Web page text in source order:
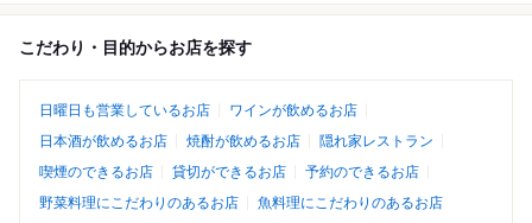
こだわり・目的からお店を探す
日曜日も営業しているお店
ワインが飲めるお店
日本酒が飲めるお店
焼酎が飲めるお店
隠れ家レストラン
喫煙のできるお店
貸切ができるお店
予約のできるお店
野菜料理にこだわりのあるお店
魚料理にこだわりのあるお店